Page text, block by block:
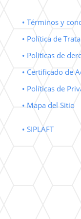
• Términos y
• Política de
• Políticas de
• Certificado de
• Políticas de
• Mapa del Sitio
• SIPLAFT